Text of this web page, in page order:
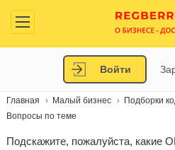
Войти
Главная Малый бизнес
Подборки
Вопросы по теме
Подскажите, пожалуйста, какие